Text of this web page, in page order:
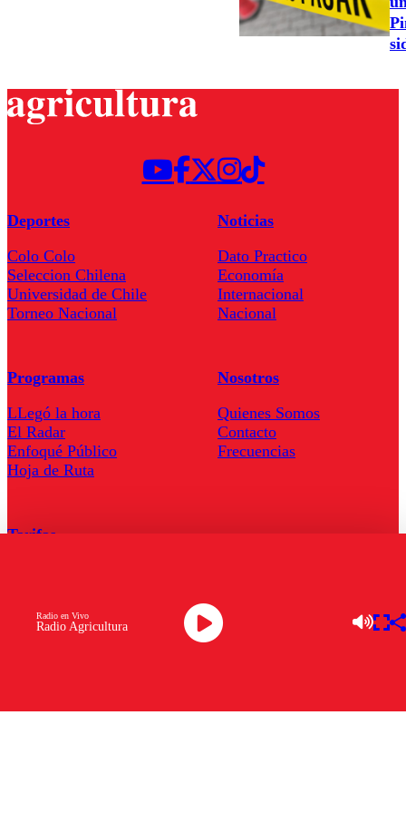
Radio Agricultura
Radio en Vivo
Deportes
Colo Colo
Seleccion Chilena
Universidad de Chile
Torneo Nacional
Noticias
Dato Practico
Economía
Internacional
Nacional
Programas
LLegó la hora
El Radar
Enfoqué Público
Hoja de Ruta
Nosotros
Quienes Somos
Contacto
Frecuencias
Tarifas
Descarga la APP